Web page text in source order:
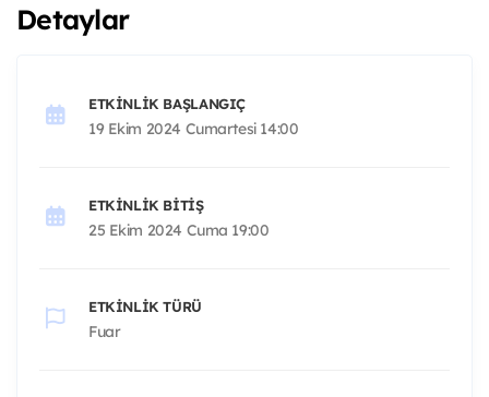
Detaylar
ETKINLIK BAŞLANGIÇ
19 Ekim 2024 Cumartesi 14:00
ETKINLIK BITIŞ
25 Ekim 2024 Cuma 19:00
ETKINLIK TÜRÜ
Fuar